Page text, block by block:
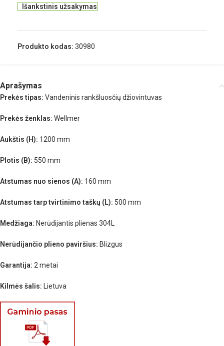
Išankstinis užsakymas
Produkto kodas: 30980
Aprašymas
Prekės tipas: Vandeninis rankšluosčių džiovintuvas
Prekės ženklas: Wellmer
Aukštis (H): 1200 mm
Plotis (B): 550 mm
Atstumas nuo sienos (A): 160 mm
Atstumas tarp tvirtinimo taškų (L): 500 mm
Medžiaga: Nerūdijantis plienas 304L
Nerūdijančio plieno paviršius: Blizgus
Garantija: 2 metai
Kilmės šalis: Lietuva